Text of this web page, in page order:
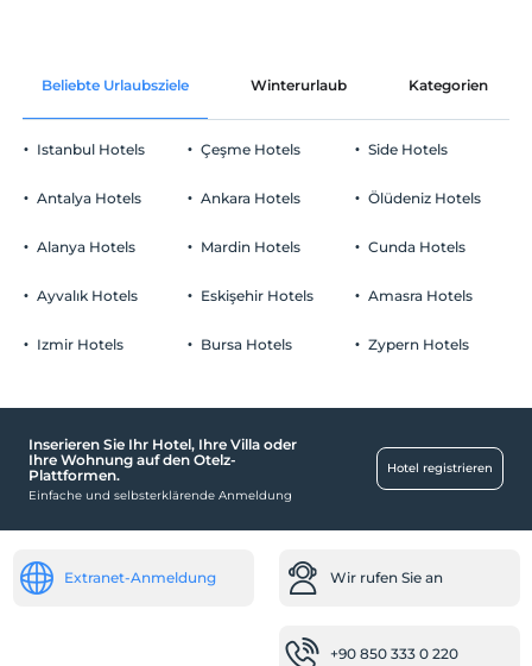
Beliebte Urlaubsziele Winterurlaub Kategorien
Istanbul Hotels
Antalya Hotels
Alanya Hotels
Ayvalık Hotels
Izmir Hotels
Çeşme Hotels
Ankara Hotels
Mardin Hotels
Eskişehir Hotels
Bursa Hotels
Side Hotels
Ölüdeniz Hotels
Cunda Hotels
Amasra Hotels
Zypern Hotels
Inserieren Sie Ihr Hotel, Ihre Villa oder
Ihre Wohnung auf den Otelz-
Plattformen.
Einfache und selbsterklärende Anmeldung
Hotel registrieren
Extranet-Anmeldung Wir rufen Sie an
+90 850 333 0 220